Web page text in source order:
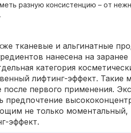
разную консистенцию – от
тканевые и альгинатные
нанесена на
категория
лифтинг-эффект. Такие
первого применения.
предпочтение
не только моментальный,
эффект.